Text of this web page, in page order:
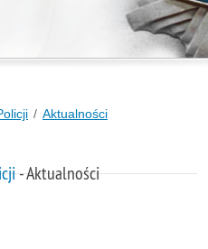
Aktualności
- Aktualności